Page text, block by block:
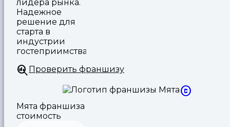
лидера рынка.
Надежное
решение для
старта в
индустрии
гостеприимства.
Проверить франшизу
Мята франшиза
стоимость